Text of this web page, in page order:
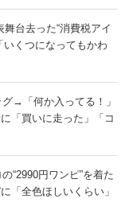
舞台去った“消費税アイ
くつになってもかわ
→「何か入ってる！」
買いに走った」「コ
“2990円ワンピ”を着た
全色ほしいくらい」